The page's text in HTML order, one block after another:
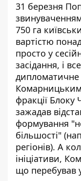
31 березня
750 га
вартістю
просто у
засідання, і
дипломатичне
фракції
зажадав
формування
більшості"
регіонів). А
ініціативи,
що перебував